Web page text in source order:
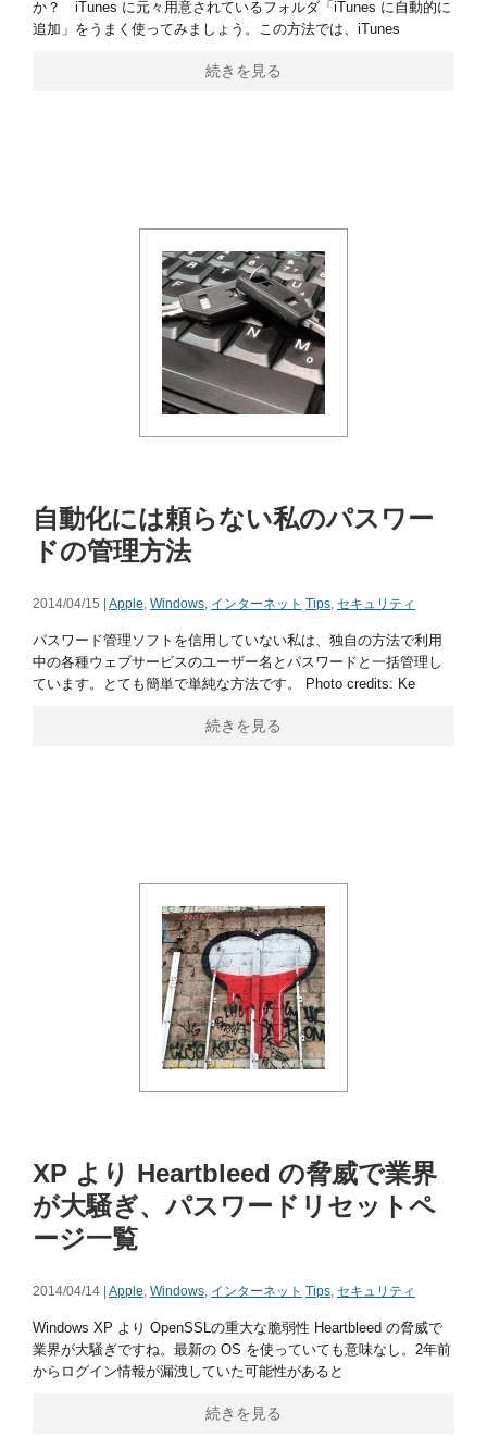
か？ iTunes に元々用意されているフォルダ「iTunes に自動的に
追加」をうまく使ってみましょう。この方法では、iTunes
続きを見る
自動化には頼らない私のパスワー
ドの管理方法
2014/04/15 | Apple, Windows, インターネット Tips, セキュリティ
パスワード管理ソフトを信用していない私は、独自の方法で利用
中の各種ウェブサービスのユーザー名とパスワードと一括管理し
ています。とても簡単で単純な方法です。 Photo credits: Ke
続きを見る
XP より Heartbleed の脅威で業界
が大騒ぎ、パスワードリセットペ
ージ一覧
2014/04/14 | Apple, Windows, インターネット Tips, セキュリティ
Windows XP より OpenSSLの重大な脆弱性 Heartbleed の脅威で
業界が大騒ぎですね。最新の OS を使っていても意味なし。2年前
からログイン情報が漏洩していた可能性があると
続きを見る